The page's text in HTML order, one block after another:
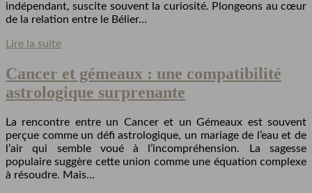
indépendant, suscite souvent la curiosité. Plongeons au cœur
de la relation entre le Bélier…
Lire la suite
Cancer et gémeaux : une compatibilité
astrologique surprenante
La rencontre entre un Cancer et un Gémeaux est souvent
perçue comme un défi astrologique, un mariage de l’eau et de
l’air qui semble voué à l’incompréhension. La sagesse
populaire suggère cette union comme une équation complexe
à résoudre. Mais…